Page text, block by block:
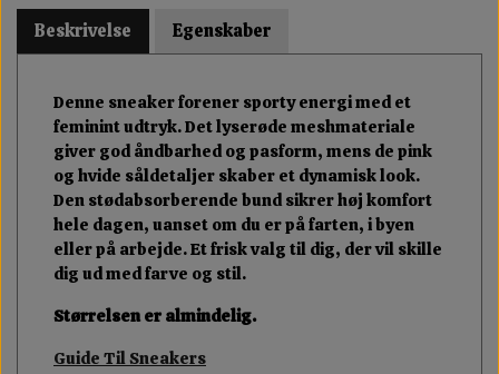
Beskrivelse Egenskaber
Denne sneaker forener sporty energi med et
feminint udtryk. Det lyserøde meshmateriale
giver god åndbarhed og pasform, mens de pink
og hvide såldetaljer skaber et dynamisk look.
Den stødabsorberende bund sikrer høj komfort
hele dagen, uanset om du er på farten, i byen
eller på arbejde. Et frisk valg til dig, der vil skille
dig ud med farve og stil.
Størrelsen er almindelig.
Guide Til Sneakers